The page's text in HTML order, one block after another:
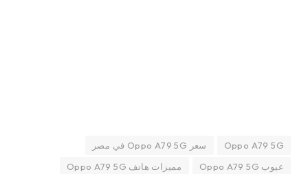
Oppo A79 5G
سعر Oppo A79 5G في مصر
عيوب Oppo A79 5G
مميزات هاتف Oppo A79 5G